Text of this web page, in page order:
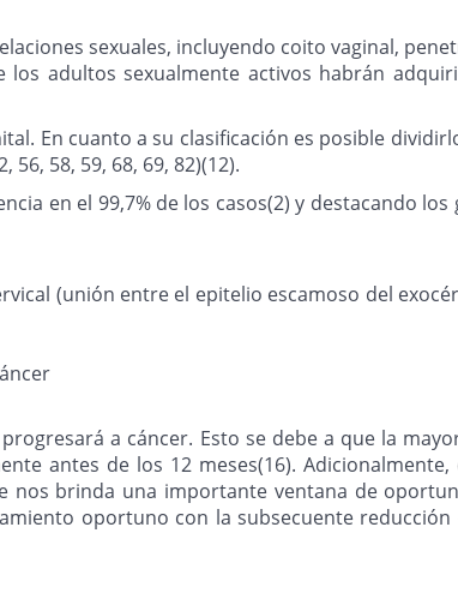
sexuales, incluyendo coito vaginal,
adultos sexualmente activos habrán
En cuanto a su clasificación es posible
56, 58, 59, 68, 69, 82)(12).
en el 99,7% de los casos(2) y destacando
(unión entre el epitelio escamoso del
a cáncer. Esto se debe a que la
antes de los 12 meses(16).
brinda una importante ventana de
oportuno con la subsecuente